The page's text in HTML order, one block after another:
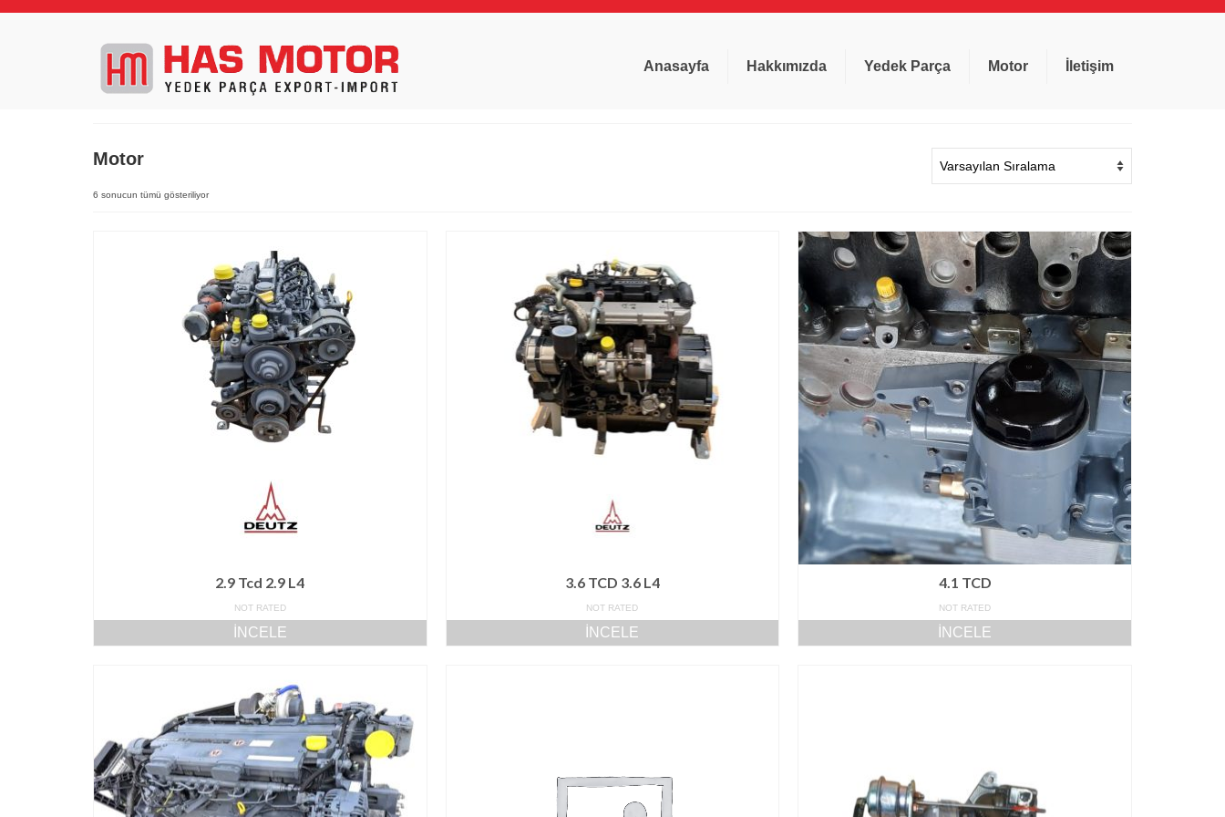
Anasayfa Hakkımızda Yedek Parça Motor İletişim
Motor
6 sonucun tümü gösteriliyor
2.9 Tcd 2.9 L4
NOT RATED
İNCELE
3.6 TCD 3.6 L4
NOT RATED
İNCELE
4.1 TCD
NOT RATED
İNCELE